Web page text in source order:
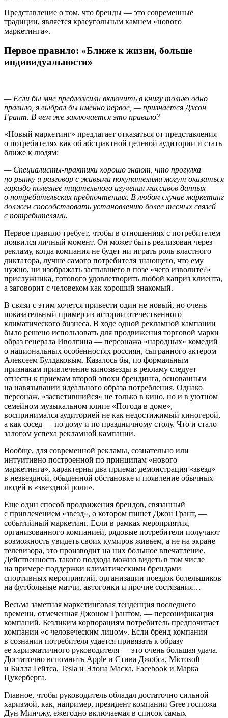
Представление о том, что бренды — это современные
традиции, является краеугольным камнем «нового
маркетинга».
Первое правило: «Ближе к жизни, больше
индивидуальности»
— Если бы мне предложили включить в книгу только одно
правило, я выбрал бы именно первое, — признается Джон
Грант. В чем же заключается это правило?
«Новый маркетинг» предлагает отказаться от представления
о потребителях как об абстрактной целевой аудитории и стать
ближе к людям:
— Специалисты-практики хорошо знают, что прогулка
по рынку и разговор с живыми покупателями могут оказаться
гораздо полезнее тщательного изучения массивов данных
о потребительских предпочтениях. В любом случае маркетинг
должен способствовать установлению более тесных связей
с потребителями.
Первое правило требует, чтобы в отношениях с потребителем
появился личный момент. Он может быть реализован через
рекламу, когда компания не будет ни играть роль властного
диктатора, лучше самого потребителя знающего, что ему
нужно, ни изображать застывшего в позе «чего изволите?»
прислужника, готового удовлетворить любой каприз клиента,
а заговорит с человеком как хороший знакомый.
В связи с этим хочется привести один не новый, но очень
показательный пример из истории отечественного
климатического бизнеса. В ходе одной рекламной кампании
было решено использовать для продвижения торговой марки
образ генерала Иволгина — персонажа «народных» комедий
о национальных особенностях россиян, сыгранного актером
Алексеем Булдаковым. Казалось бы, по формальным
признакам привлечение кинозвезды в рекламу следует
отнести к приемам второй эпохи брендинга, основанным
на навязывании идеального образа потребления. Однако
персонаж, «засветившийся» не только в кино, но и в уютном
семейном музыкальном клипе «Погода в доме»,
воспринимался аудиторией не как недостижимый киногерой,
а как сосед — по дому и по праздничному столу. Что и стало
залогом успеха рекламной кампании.
Вообще, для современной рекламы, сознательно или
интуитивно построенной по принципам «нового
маркетинга», характерны два приема: демонстрация «звезд»
в незвездной, обыденной обстановке и появление обычных
людей в «звездной роли».
Еще один способ продвижения брендов, связанный
с привлечением «звезд», о котором пишет Джон Грант, —
событийный маркетинг. Если в рамках мероприятия,
организованного компанией, рядовые потребители получают
возможность увидеть своих кумиров живьем, а не на экране
телевизора, это производит на них большое впечатление.
Действенность такого подхода можно видеть в том числе
на примере поддержки климатическими брендами
спортивных мероприятий, организации поездок болельщиков
на футбольные матчи, автогонки и прочие состязания…
Весьма заметная маркетинговая тенденция последнего
времени, отмеченная Джоном Грантом, — персонификация
компаний. Безликим корпорациям потребитель предпочитает
компании «с человеческим лицом». Если бренд компании
в сознании потребителя удается привязать к образу
ее харизматичного руководителя — это очень большая удача.
Достаточно вспомнить Apple и Стива Джобса, Microsoft
и Билла Гейтса, Tesla и Элона Маска, Facebook и Марка
Цукерберга.
Главное, чтобы руководитель обладал достаточно сильной
харизмой, как, например, президент компании Gree госпожа
Дун Минчжу, ежегодно включаемая в список самых